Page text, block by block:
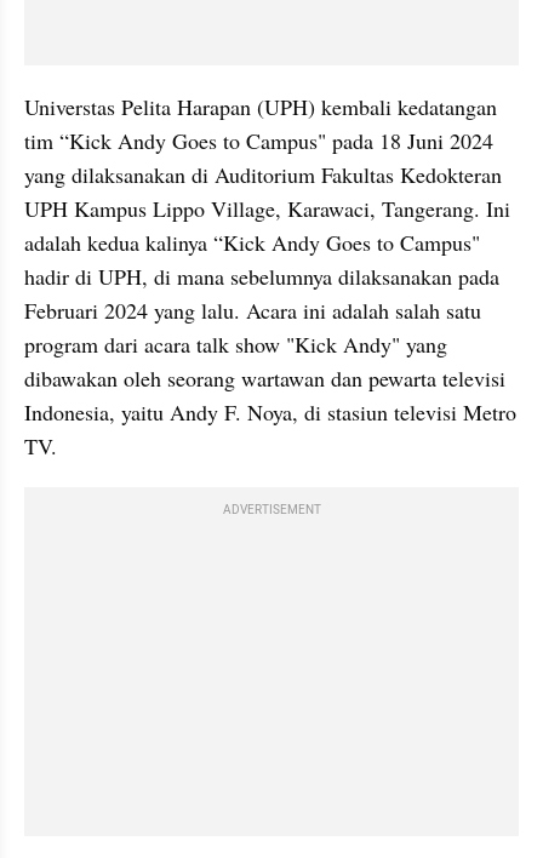
Universtas Pelita Harapan (UPH) kembali kedatangan
tim “Kick Andy Goes to Campus" pada 18 Juni 2024
yang dilaksanakan di Auditorium Fakultas Kedokteran
UPH Kampus Lippo Village, Karawaci, Tangerang. Ini
adalah kedua kalinya “Kick Andy Goes to Campus"
hadir di UPH, di mana sebelumnya dilaksanakan pada
Februari 2024 yang lalu. Acara ini adalah salah satu
program dari acara talk show "Kick Andy" yang
dibawakan oleh seorang wartawan dan pewarta televisi
Indonesia, yaitu Andy F. Noya, di stasiun televisi Metro
TV.
ADVERTISEMENT